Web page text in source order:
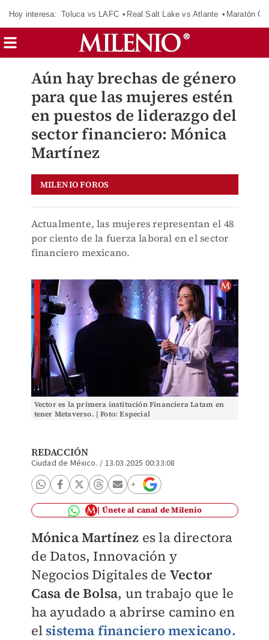
Hoy interesa: Toluca vs LAFC Real Salt Lake vs Atlante Maratón
Aún hay brechas de género
para que las mujeres estén
en puestos de liderazgo del
sector financiero: Mónica
Martínez
MILENIO FOROS
Actualmente, las mujeres representan el 48
por ciento de la fuerza laboral en el sector
financiero mexicano.
Vector es la primera institución Financiera Latam en
tener Metaverso. | Foto: Especial
REDACCIÓN
Ciudad de México. / 13.03.2025 00:33:08
Únete al canal de Milenio
Mónica Martínez es la directora
de Datos, Innovación y
Negocios Digitales de Vector
Casa de Bolsa, un trabajo que le
ha ayudado a abrirse camino en
el sistema financiero mexicano.